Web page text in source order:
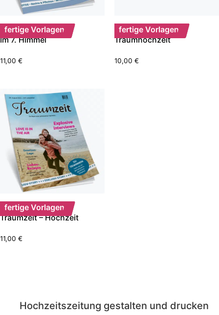
fertige Vorlagen
Im 7. Himmel
11,00 €
fertige Vorlagen
Traumhochzeit
10,00 €
fertige Vorlagen
Traumzeit – Hochzeit
11,00 €
Hochzeitszeitung gestalten und drucken